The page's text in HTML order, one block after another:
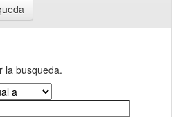
la busqueda.